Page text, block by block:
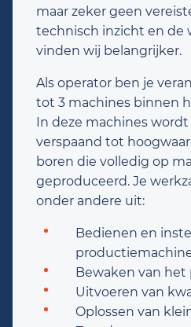
maar zeker geen
technisch inzicht en de
vinden wij belangrijker.
Als operator ben je
tot 3 machines binnen
In deze machines wordt
verspaand tot
boren die volledig op
geproduceerd. Je
onder andere uit:
Bedienen en
Bewaken van
Uitvoeren van
Oplossen van